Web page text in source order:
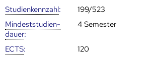
Studien­kenn­zahl:
199/523
Mindest­studien­
dauer:
4 Semester
ECTS:
120